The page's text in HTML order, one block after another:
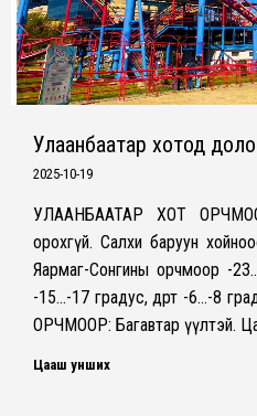
Улаанбаатар хотод
2025-10-19
УЛААНБААТАР ХОТ
орохгүй. Салхи баруун
Яармаг-Сонгины орчмоор -
-15…-17 градус, өдөртөө -6…-8
ОРЧМООР: Багавтар үүлтэй.
Цааш унших